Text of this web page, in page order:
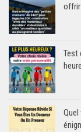
offrir
Test
Quel